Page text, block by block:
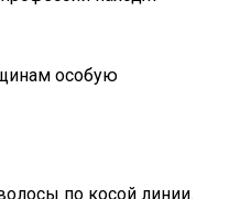
особую
по косой линии.